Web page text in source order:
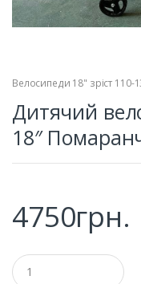
Велосипеди 18" зріст 110-
Дитячий
18″
4750грн.
Q
u